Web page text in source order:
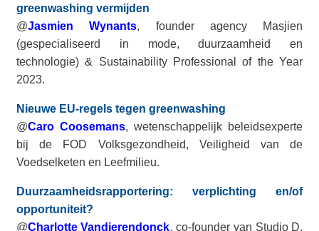
greenwashing vermijden
@Jasmien Wynants, founder agency Masjien
(gespecialiseerd in mode, duurzaamheid en
technologie) & Sustainability Professional of the Year
2023.
Nieuwe EU-regels tegen greenwashing
@Caro Coosemans, wetenschappelijk beleidsexperte
bij de FOD Volksgezondheid, Veiligheid van de
Voedselketen en Leefmilieu.
Duurzaamheidsrapportering: verplichting en/of
opportuniteit?
@Charlotte Vandierendonck, co-founder van Studio D,